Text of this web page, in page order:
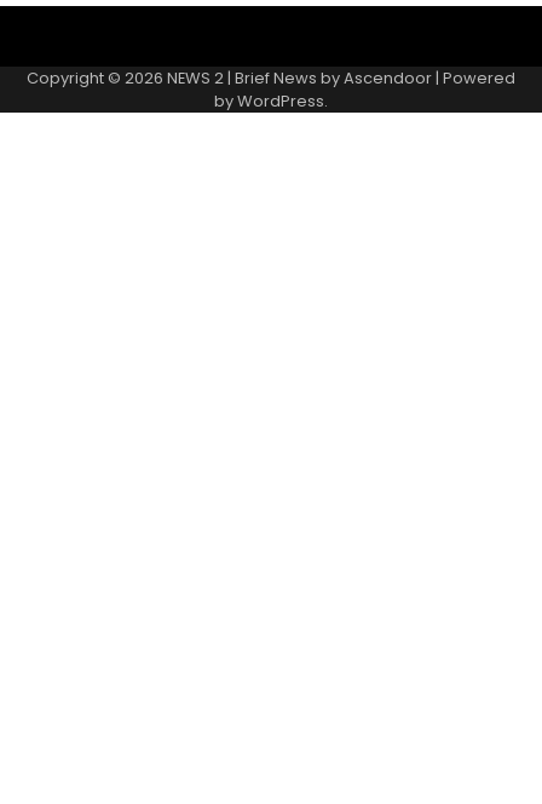
Page
Copyright © 2026 NEWS 2| Brief News byAscendoor| Powered
byWordPress.